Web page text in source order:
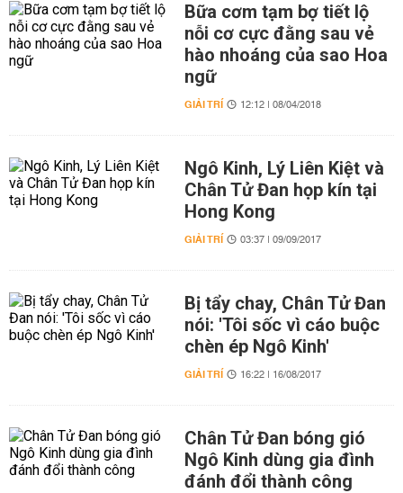
Bữa cơm tạm bợ tiết lộ
nỗi cơ cực đằng sau vẻ
hào nhoáng của sao Hoa
ngữ
GIẢI TRÍ 12:12 | 08/04/2018
Ngô Kinh, Lý Liên Kiệt và
Chân Tử Đan họp kín tại
Hong Kong
GIẢI TRÍ 03:37 | 09/09/2017
Bị tẩy chay, Chân Tử Đan
nói: 'Tôi sốc vì cáo buộc
chèn ép Ngô Kinh'
GIẢI TRÍ 16:22 | 16/08/2017
Chân Tử Đan bóng gió
Ngô Kinh dùng gia đình
đánh đổi thành công